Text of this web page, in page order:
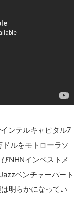
ンテルキャピタル7
ルをモトローラソ
NHNインベストメ
ベンチャーパート
明らかになってい